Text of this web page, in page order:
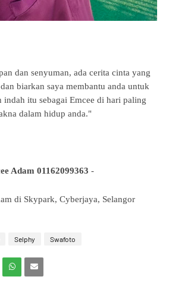
dan senyuman, ada cerita cinta yang
biarkan saya membantu anda untuk
indah itu sebagai Emcee di hari paling
dalam hidup anda."
Adam 01162099363 -
di Skypark, Cyberjaya, Selangor
Selphy Swafoto